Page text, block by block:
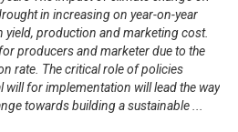
in increasing on year-on-year
production and marketing cost.
producers and marketer due to the
rate. The critical role of policies
for implementation will lead the way
towards building a sustainable